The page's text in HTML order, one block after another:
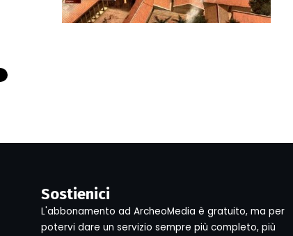
Sostienici
L'abbonamento ad ArcheoMedia è gratuito, ma per
potervi dare un servizio sempre più completo, più